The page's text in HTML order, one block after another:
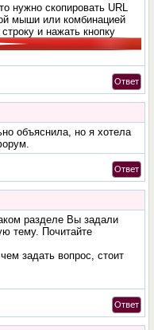
нужно скопировать URL
мыши или комбинацией
и нажать кнопку
Ответ
объяснила, но я хотела
Ответ
разделе Вы задали
тему. Почитайте
задать вопрос, стоит
Ответ